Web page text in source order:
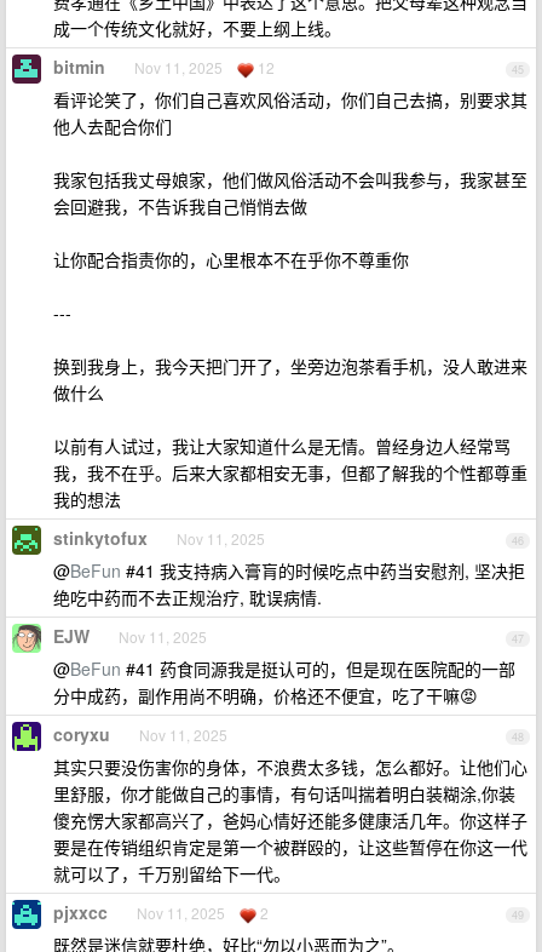
成一个传统文化就好，不要上纲上线。
45
bitmin Nov 11, 2025 12
看评论笑了，你们自己喜欢风俗活动，你们自己去搞，别要求其
他人去配合你们
我家包括我丈母娘家，他们做风俗活动不会叫我参与，我家甚至
会回避我，不告诉我自己悄悄去做
让你配合指责你的，心里根本不在乎你不尊重你
---
换到我身上，我今天把门开了，坐旁边泡茶看手机，没人敢进来
做什么
以前有人试过，我让大家知道什么是无情。曾经身边人经常骂
我，我不在乎。后来大家都相安无事，但都了解我的个性都尊重
我的想法
46
stinkytofux Nov 11, 2025
@BeFun #41 我支持病入膏肓的时候吃点中药当安慰剂, 坚决拒
绝吃中药而不去正规治疗, 耽误病情.
47
EJW Nov 11, 2025
@BeFun #41 药食同源我是挺认可的，但是现在医院配的一部
分中成药，副作用尚不明确，价格还不便宜，吃了干嘛😡
48
coryxu Nov 11, 2025
其实只要没伤害你的身体，不浪费太多钱，怎么都好。让他们心
里舒服，你才能做自己的事情，有句话叫揣着明白装糊涂,你装
傻充愣大家都高兴了，爸妈心情好还能多健康活几年。你这样子
要是在传销组织肯定是第一个被群殴的，让这些暂停在你这一代
就可以了，千万别留给下一代。
49
pjxxcc Nov 11, 2025 2
既然是迷信就要杜绝，好比“勿以小恶而为之”。